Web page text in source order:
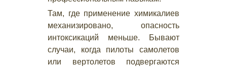
Там, где применение химикалиев
механизировано, опасность
интоксикаций меньше. Бывают
случаи, когда пилоты самолетов
или вертолетов подвергаются